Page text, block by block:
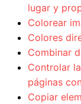
lugar y
Colorear
Colores
Combinar
Controlar
páginas
Copiar